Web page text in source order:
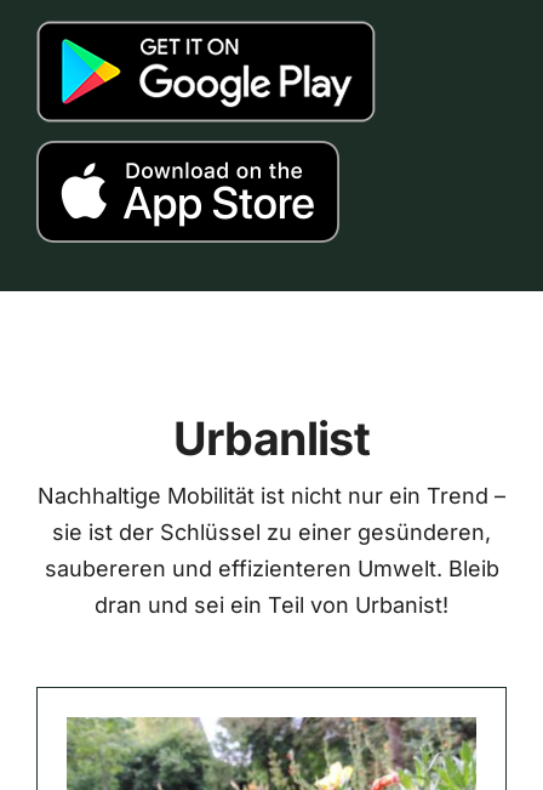
Urbanlist
Nachhaltige Mobilität ist nicht nur ein Trend –
sie ist der Schlüssel zu einer gesünderen,
saubereren und effizienteren Umwelt. Bleib
dran und sei ein Teil von Urbanist!